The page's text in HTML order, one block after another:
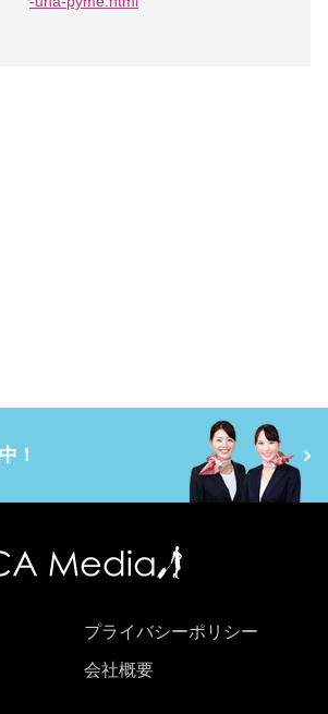
！
プライバシーポリシー
会社概要